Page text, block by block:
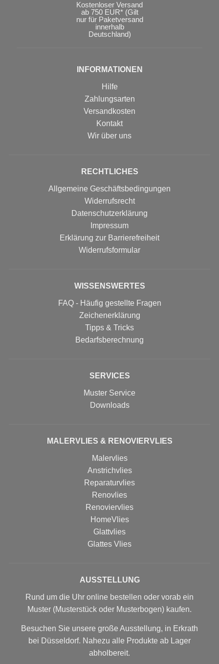
Kostenloser Versand
ab 750 EUR* (Gilt
nur für Paketversand
innerhalb
Deutschland)
INFORMATIONEN
Hilfe
Zahlungsarten
Versandkosten
Kontakt
Wir über uns
RECHTLICHES
Allgemeine Geschäftsbedingungen
Widerrufsrecht
Datenschutzerklärung
Impressum
Erklärung zur Barrierefreiheit
Widerrufs­formular
WISSENSWERTES
FAQ - Häufig gestellte Fragen
Zeichenerklärung
Tipps & Tricks
Bedarfsberechnung
SERVICES
Muster Service
Downloads
MALERVLIES & RENOVIERVLIES
Malervlies
Anstrichvlies
Reparaturvlies
Renovlies
Renoviervlies
HomeVlies
Glattvlies
Glattes Vlies
AUSSTELLUNG
Rund um die Uhr online bestellen oder vorab ein
Muster (Musterstück oder Musterbogen) kaufen.
Besuchen Sie unsere große Ausstellung, in Erkrath
bei Düsseldorf. Nahezu alle Produkte ab Lager
abholbereit.